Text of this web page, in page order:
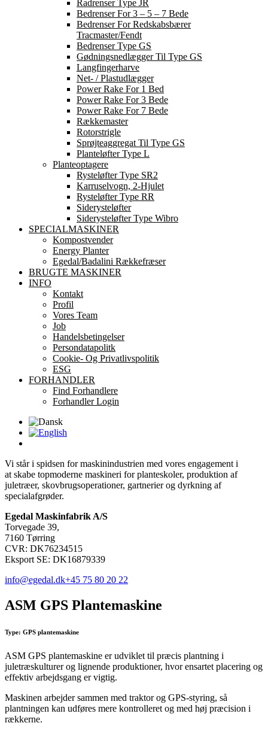
Radrenser Type JR
Bedrenser For 3 – 5 – 7 Bede
Bedrenser For Redskabsbærer
Tracmaster/Fendt
Bedrenser Type GS
Gødningsnedlægger Til Type GS
Langfingerharve
Net- / Plastudlægger
Power Rake For 1 Bed
Power Rake For 3 Bede
Power Rake For 7 Bede
Rækkemaster
Rotorstrigle
Sprøjteaggregat Til Type GS
Planteløfter Type L
Planteoptagere
Rysteløfter Type SR2
Karruselvogn, 2-Hjulet
Rysteløfter Type RR
Siderysteløfter
Siderysteløfter Type Wibro
SPECIALMASKINER
Kompostvender
Energy Planter
Egedal/Badalini Rækkefræser
BRUGTE MASKINER
INFO
Kontakt
Profil
Vores Team
Job
Handelsbetingelser
Persondatapolitk
Cookie- Og Privatlivspolitik
ESG
FORHANDLER
Find Forhandlere
Forhandler Login
Vi står i spidsen for maskinindustrien med vores engagement i
at skabe topmoderne maskineri for planteskoler, produktion af
juletræer, skovbrugsoperationer, gartnerier og dyrkning af
specialafgrøder.
Egedal Maskinfabrik A/S
Torvegade 39,
7160 Tørring
CVR: DK76234515
Eksport SE: DK16879339
info@egedal.dk+45 75 80 20 22
ASM GPS Plantemaskine
Type: GPS plantemaskine
ASM GPS plantemaskine er udviklet til præcis plantning i
juletræskulturer og lignende produktioner, hvor ensartet placering og
effektiv arbejdsgang er vigtig.
Maskinen arbejder sammen med traktor og GPS-styring, så
plantningen kan udføres mere kontrolleret og med høj præcision i
rækkerne.